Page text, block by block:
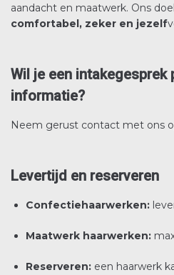
aandacht en maatwerk. Ons
comfortabel, zeker en jezelf
Wil je een intakegesprek
informatie?
Neem gerust contact met ons
Levertijd en reserveren
Confectiehaarwerken:
Maatwerk haarwerken:
Reserveren: een haarwerk